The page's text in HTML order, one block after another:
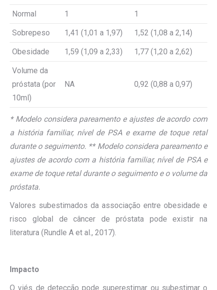
Normal 1 1
Sobrepeso 1,41 (1,01 a 1,97) 1,52 (1,08 a 2,14)
Obesidade 1,59 (1,09 a 2,33) 1,77 (1,20 a 2,62)
Volume da
próstata (por
10ml)
NA 0,92 (0,88 a 0,97)
* Modelo considera pareamento e ajustes de acordo com
a história familiar, nível de PSA e exame de toque retal
durante o seguimento. ** Modelo considera pareamento e
ajustes de acordo com a história familiar, nível de PSA e
exame de toque retal durante o seguimento e o volume da
próstata.
Valores subestimados da associação entre obesidade e
risco global de câncer de próstata pode existir na
literatura (Rundle A et al., 2017).
Impacto
O viés de detecção pode superestimar ou subestimar o